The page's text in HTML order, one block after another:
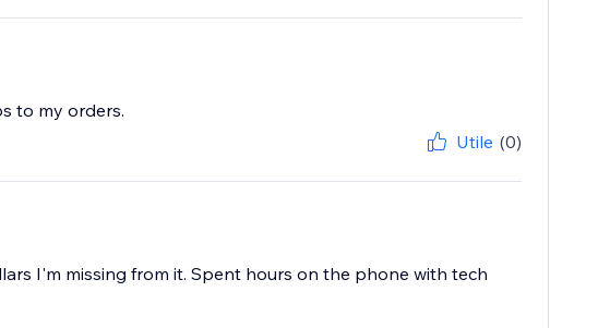
to my orders.
Utile (0)
I'm missing from it. Spent hours on the phone with tech